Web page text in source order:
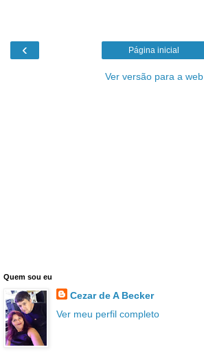
‹ Página inicial
Ver versão para a web
Quem sou eu
Cezar de A Becker
Ver meu perfil completo